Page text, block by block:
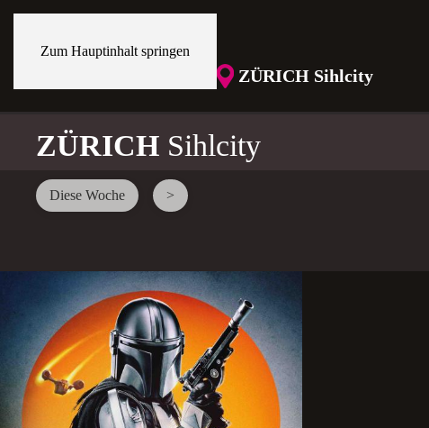
Zum Hauptinhalt springen
ZÜRICH Sihlcity
ZÜRICH Sihlcity
Diese Woche >